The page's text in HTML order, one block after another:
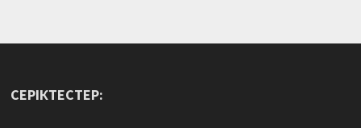
СЕРІКТЕСТЕР: